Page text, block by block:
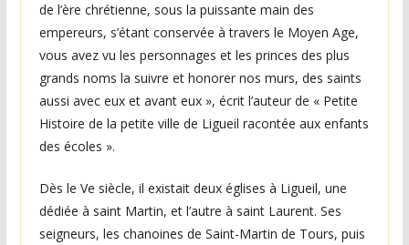
e
m
a
n
de l’ère chrétienne, sous la puissante main des
empereurs, s’étant conservée à travers le Moyen Age,
vous avez vu les personnages et les princes des plus
grands noms la suivre et honorer nos murs, des saints
aussi avec eux et avant eux », écrit l’auteur de « Petite
Histoire de la petite ville de Ligueil racontée aux enfants
des écoles ».
Dès le Ve siècle, il existait deux églises à Ligueil, une
dédiée à saint Martin, et l’autre à saint Laurent. Ses
seigneurs, les chanoines de Saint-Martin de Tours, puis